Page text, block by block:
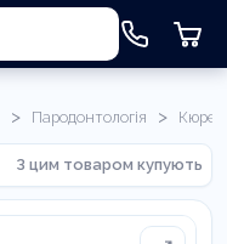
> Пародонтологія >
З цим товаром купують